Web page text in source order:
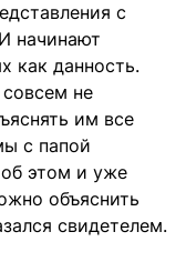
с
начинают
как данность.
не
им все
с папой
этом и уже
объяснить
свидетелем.